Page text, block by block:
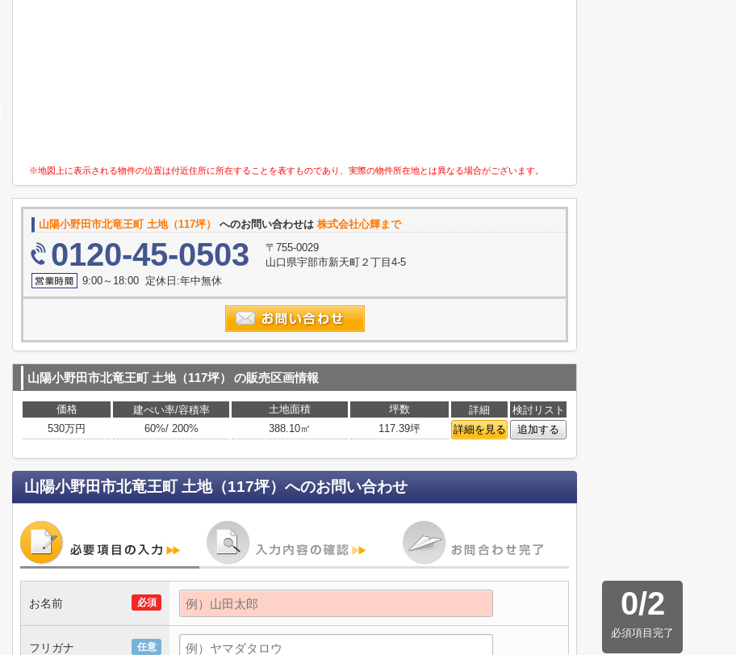
※地図上に表示される物件の位置は付近住所に所在することを表すものであり、実際の物件所在地とは異なる場合がございます。
山陽小野田市北竜王町 土地（117坪） へのお問い合わせは 株式会社心輝まで
0120-45-0503
〒755-0029
山口県宇部市新天町２丁目4-5
9:00～18:00 定休日:年中無休
山陽小野田市北竜王町 土地（117坪） の販売区画情報
価格 建ぺい率/容積率 土地面積 坪数 詳細
検討リスト
530万円
60%/ 200% 388.10㎡ 117.39坪 詳細を見る 追加する
山陽小野田市北竜王町 土地（117坪） へのお問い合わせ
0/2
必須項目完了
必須
お名前
任意
フリガナ